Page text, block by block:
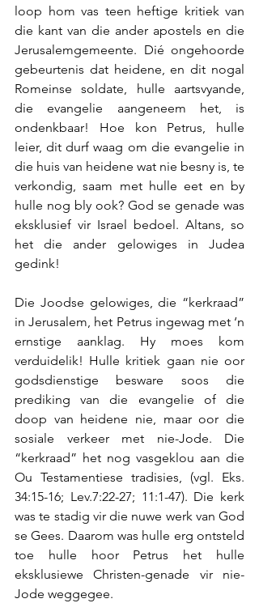
loop hom vas teen heftige kritiek van
die kant van die ander apostels en die
Jerusalemgemeente. Dié ongehoorde
gebeurtenis dat heidene, en dit nogal
Romeinse soldate, hulle aartsvyande,
die evangelie aangeneem het, is
ondenkbaar! Hoe kon Petrus, hulle
leier, dit durf waag om die evangelie in
die huis van heidene wat nie besny is, te
verkondig, saam met hulle eet en by
hulle nog bly ook? God se genade was
eksklusief vir Israel bedoel. Altans, so
het die ander gelowiges in Judea
gedink!
Die Joodse gelowiges, die “kerkraad”
in Jerusalem, het Petrus ingewag met ‘n
ernstige aanklag. Hy moes kom
verduidelik! Hulle kritiek gaan nie oor
godsdienstige besware soos die
prediking van die evangelie of die
doop van heidene nie, maar oor die
sosiale verkeer met nie-Jode. Die
“kerkraad” het nog vasgeklou aan die
Ou Testamentiese tradisies, (vgl. Eks.
34:15-16; Lev.7:22-27; 11:1-47). Die kerk
was te stadig vir die nuwe werk van God
se Gees. Daarom was hulle erg ontsteld
toe hulle hoor Petrus het hulle
eksklusiewe Christen-genade vir nie-
Jode weggegee.